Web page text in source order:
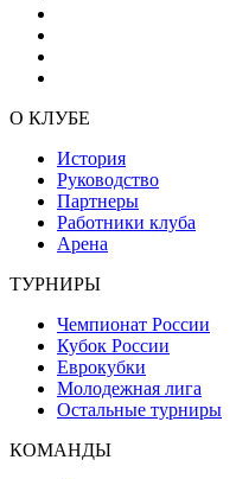
О КЛУБЕ
История
Руководство
Партнеры
Работники клуба
Арена
ТУРНИРЫ
Чемпионат России
Кубок России
Еврокубки
Молодежная лига
Остальные турниры
КОМАНДЫ